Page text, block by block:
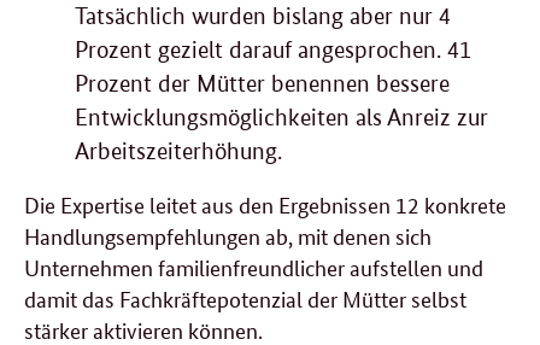
Tatsächlich wurden bislang aber nur 4
Prozent gezielt darauf angesprochen. 41
Prozent der Mütter benennen bessere
Entwicklungsmöglichkeiten als Anreiz zur
Arbeitszeiterhöhung.
Die Expertise leitet aus den Ergebnissen 12 konkrete
Handlungsempfehlungen ab, mit denen sich
Unternehmen familienfreundlicher aufstellen und
damit das Fachkräftepotenzial der Mütter selbst
stärker aktivieren können.